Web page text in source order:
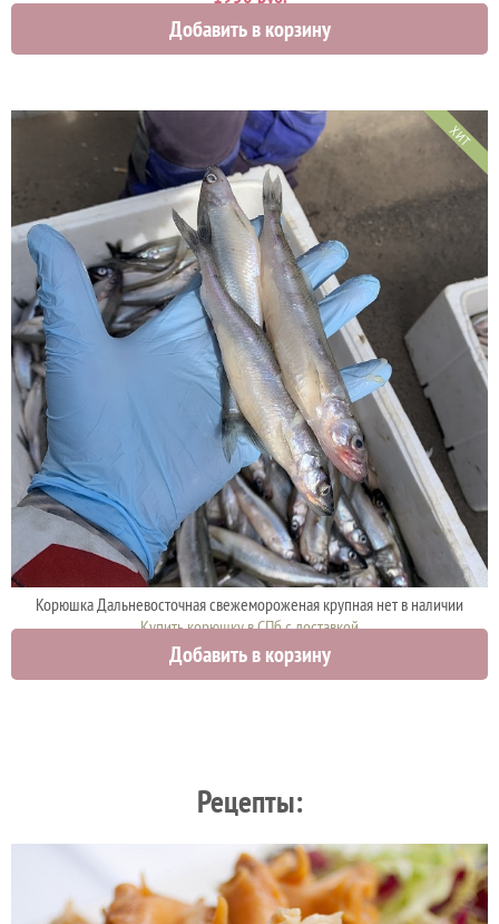
Добавить в корзину
ХИТ
Корюшка Дальневосточная свежемороженая крупная нет в наличии
Купить корюшку в СПб с доставкой
1300 руб.
Добавить в корзину
Рецепты: